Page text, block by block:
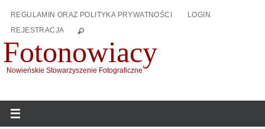
treści
REGULAMIN ORAZ POLITYKA PRYWATNOŚCI
LOGIN
REJESTRACJA
Fotonowiacy
Nowieńskie Stowarzyszenie Fotograficzne